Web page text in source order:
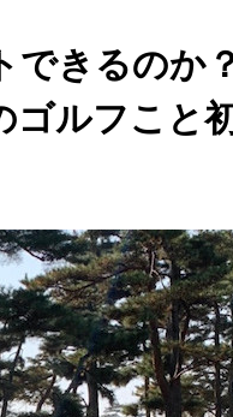
できるのか
ゴルフこと